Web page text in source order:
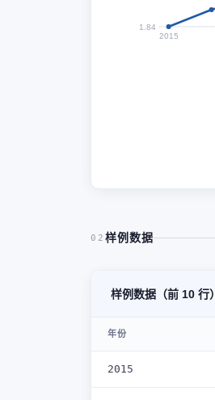
1.84
2015
02 样例数据
样例数据（前 10 行）
年份
2015